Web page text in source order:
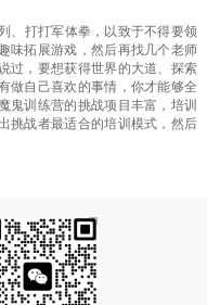
、打打军体拳，以致于不得要领
味拓展游戏，然后再找几个老师
过，要想获得世界的大道、探索
做自己喜欢的事情，你才能够全
鬼训练营的挑战项目丰富，培训
挑战者最适合的培训模式，然后